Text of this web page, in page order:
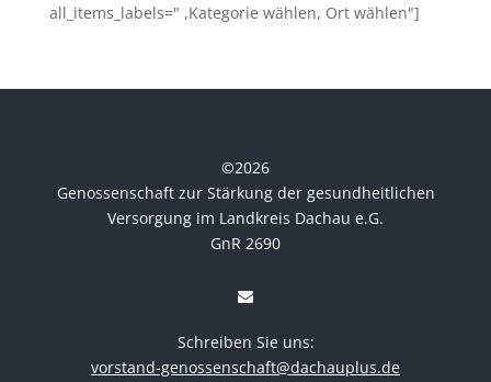
all_items_labels=" ,Kategorie wählen, Ort wählen"]
©2026
Genossenschaft zur Stärkung der gesundheitlichen
Versorgung im Landkreis Dachau e.G.
GnR 2690
Schreiben Sie uns:
vorstand-genossenschaft@dachauplus.de